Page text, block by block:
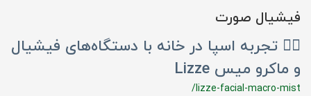
فیشیال صورت
💆‍♀️ تجربه اسپا در خانه با دستگاه‌های فیشیال
و ماکرو میس Lizze
/lizze-facial-macro-mist